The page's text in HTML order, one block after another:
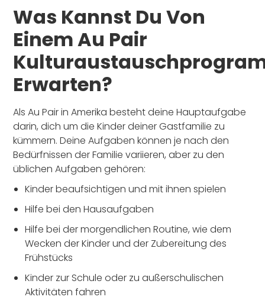
Was Kannst Du Von
Einem Au Pair
Erwarten?
Als Au Pair in Amerika besteht deine Hauptaufgabe
darin, dich um die Kinder deiner Gastfamilie zu
kümmern. Deine Aufgaben können je nach den
Bedürfnissen der Familie variieren, aber zu den
üblichen Aufgaben gehören:
Kinder beaufsichtigen und mit ihnen spielen
Hilfe bei den Hausaufgaben
Hilfe bei der morgendlichen Routine, wie dem
Wecken der Kinder und der Zubereitung des
Frühstücks
Kinder zur Schule oder zu außerschulischen
Aktivitäten fahren